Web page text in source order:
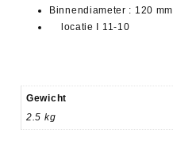
Binnendiameter : 120 mm
locatie I 11-10
Gewicht
2.5 kg